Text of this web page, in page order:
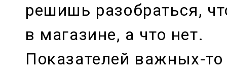
решишь разобраться,
в магазине, а что нет.
Показателей важных-